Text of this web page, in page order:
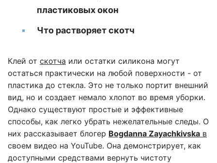
пластиковых окон
Что растворяет скотч
Клей от скотча или остатки силикона могут
остаться практически на любой поверхности - от
пластика до стекла. Это не только портит внешний
вид, но и создает немало хлопот во время уборки.
Однако существуют простые и эффективные
способы, как легко убрать нежелательные следы. О
них рассказывает блогер Bogdanna Zayachkivska в
своем видео на YouTube. Она демонстрирует, как
доступными средствами вернуть чистоту